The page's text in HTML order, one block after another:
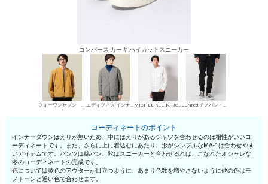
コンバース カーキ ハイカットスニーカー
フォーワンセブン エディフィス MA-1 エディフィス インナーダウン MICHEL KLEIN HOMME シャツ JUNred チノパン・綿パン
コーディネートのポイント
インナーダウンはえりが無いため、中にはえりがあるシャツを合わせるのは相性がいいコ
ーディネートです。また、さらに上に着込むにあたり、形がシンプルなMA-1は合わせやす
いアイテムです。パンツは綿パン、靴はスニーカーと合わせるれば、こなれたオシャレな
冬のコーディネートの完成です。
色については黄色のアウターが目立つように、あまり色数を増やさないように他の色はモ
ノトーンと近い色で合わせます。